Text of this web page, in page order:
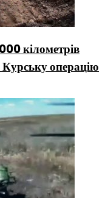
кілометрів
операцію